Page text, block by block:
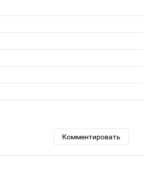
Комментировать